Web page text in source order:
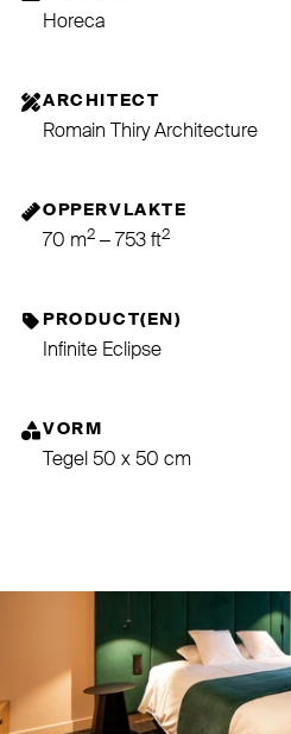
Horeca
ARCHITECT
Romain Thiry Architecture
OPPERVLAKTE
70 m2 – 753 ft2
PRODUCT(EN)
Infinite Eclipse
VORM
Tegel 50 x 50 cm